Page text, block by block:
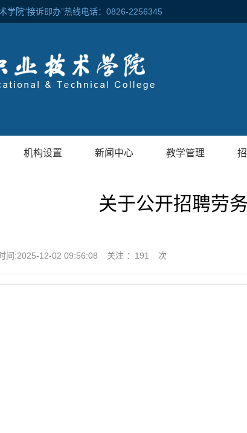
“接诉即办”热线电话：0826-2256345
机构设置 新闻中心 教学管理
关于公开招聘劳
间:2025-12-02 09:56:08 关注 ： 191 次